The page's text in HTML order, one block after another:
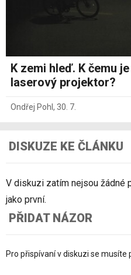
K zemi hleď. K čemu
laserový projektor?
Ondřej Pohl , 30. 7.
DISKUZE KE ČLÁNKU
V diskuzi zatím nejsou žádné
jako první.
PŘIDAT NÁZOR
Pro přispívaní v diskuzi se musíte